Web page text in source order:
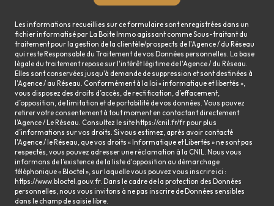
Les informations recueillies sur ce formulaire sont enregistrées dans un
fichier informatisé par La Boite Immo agissant comme Sous-traitant du
traitement pour la gestion de la clientèle/prospects de l'Agence / du Réseau
qui reste Responsable du Traitement de vos Données personnelles. La base
légale du traitement repose sur l'intérêt légitime de l'Agence / du Réseau.
Elles sont conservées jusqu'à demande de suppression et sont destinées à
l'Agence / au Réseau. Conformément à la loi « informatique et libertés »,
vous disposez des droits d’accès, de rectification, d’effacement,
d’opposition, de limitation et de portabilité de vos données. Vous pouvez
retirer votre consentement à tout moment en contactant directement
l’Agence / Le Réseau. Consultez le site https://cnil.fr/frpour plus
d’informations sur vos droits. Si vous estimez, après avoir contacté
l'Agence / le Réseau, que vos droits « Informatique et Libertés » ne sont pas
respectés, vous pouvez adresser une réclamation à la CNIL. Nous vous
informons de l’existence de la liste d'opposition au démarchage
téléphonique « Bloctel », sur laquelle vous pouvez vous inscrire ici :
https://www.bloctel.gouv.fr. Dans le cadre de la protection des Données
personnelles, nous vous invitons à ne pas inscrire de Données sensibles
dans le champ de saisie libre.